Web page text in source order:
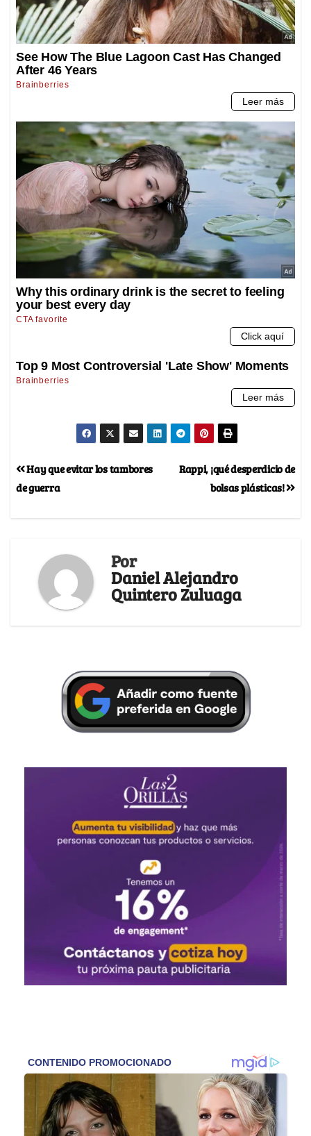
Rappi, ¡qué desperdicio de
bolsas plásticas!
Hay que evitar los tambores
de guerra
Por
Daniel Alejandro
Quintero Zuluaga